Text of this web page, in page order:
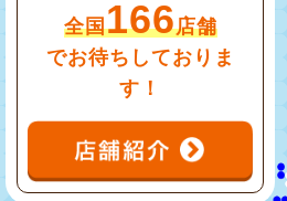
全国166店舗
でお待ちしておりま
す！